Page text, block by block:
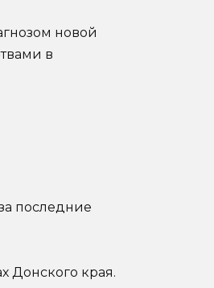
новой
в
последние
Донского края.